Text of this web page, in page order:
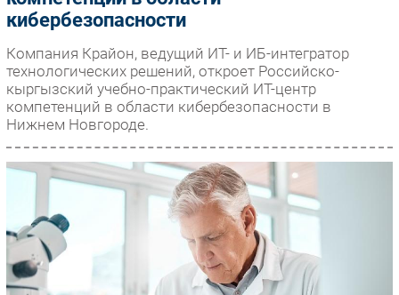
кибербезопасности
Компания Крайон, ведущий ИТ- и ИБ-интегратор
технологических решений, откроет Российско-
кыргызский учебно-практический ИТ-центр
компетенций в области кибербезопасности в
Нижнем Новгороде.